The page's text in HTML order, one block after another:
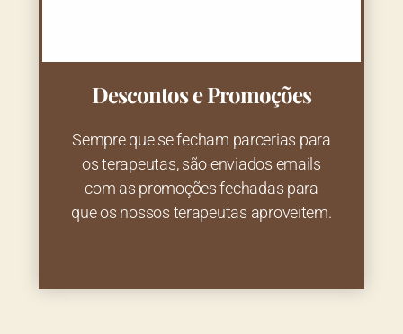
Descontos e Promoções
Sempre que se fecham parcerias para
os terapeutas, são enviados emails
com as promoções fechadas para
que os nossos terapeutas aproveitem.